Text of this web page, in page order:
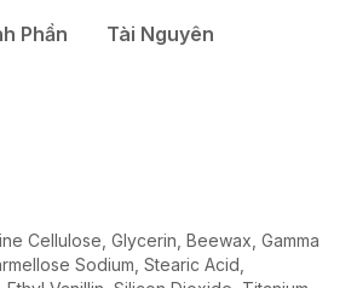
Phần Tài Nguyên
Cellulose, Glycerin, Beewax, Gamma
Sodium, Stearic Acid,